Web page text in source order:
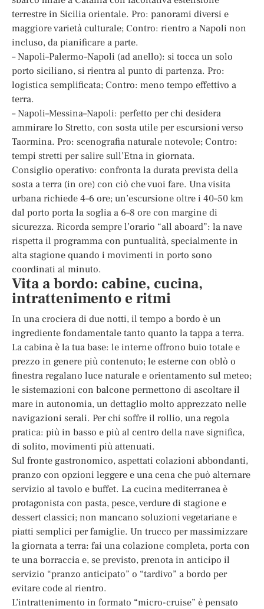
terrestre in Sicilia orientale. Pro: panorami diversi e
maggiore varietà culturale; Contro: rientro a Napoli non
incluso, da pianificare a parte.
– Napoli–Palermo–Napoli (ad anello): si tocca un solo
porto siciliano, si rientra al punto di partenza. Pro:
logistica semplificata; Contro: meno tempo effettivo a
terra.
– Napoli–Messina–Napoli: perfetto per chi desidera
ammirare lo Stretto, con sosta utile per escursioni verso
Taormina. Pro: scenografia naturale notevole; Contro:
tempi stretti per salire sull’Etna in giornata.
Consiglio operativo: confronta la durata prevista della
sosta a terra (in ore) con ciò che vuoi fare. Una visita
urbana richiede 4–6 ore; un’escursione oltre i 40–50 km
dal porto porta la soglia a 6–8 ore con margine di
sicurezza. Ricorda sempre l’orario “all aboard”: la nave
rispetta il programma con puntualità, specialmente in
alta stagione quando i movimenti in porto sono
coordinati al minuto.
Vita a bordo: cabine, cucina,
intrattenimento e ritmi
In una crociera di due notti, il tempo a bordo è un
ingrediente fondamentale tanto quanto la tappa a terra.
La cabina è la tua base: le interne offrono buio totale e
prezzo in genere più contenuto; le esterne con oblò o
finestra regalano luce naturale e orientamento sul meteo;
le sistemazioni con balcone permettono di ascoltare il
mare in autonomia, un dettaglio molto apprezzato nelle
navigazioni serali. Per chi soffre il rollio, una regola
pratica: più in basso e più al centro della nave significa,
di solito, movimenti più attenuati.
Sul fronte gastronomico, aspettati colazioni abbondanti,
pranzo con opzioni leggere e una cena che può alternare
servizio al tavolo e buffet. La cucina mediterranea è
protagonista con pasta, pesce, verdure di stagione e
dessert classici; non mancano soluzioni vegetariane e
piatti semplici per famiglie. Un trucco per massimizzare
la giornata a terra: fai una colazione completa, porta con
te una borraccia e, se previsto, prenota in anticipo il
servizio “pranzo anticipato” o “tardivo” a bordo per
evitare code al rientro.
L’intrattenimento in formato “micro-cruise” è pensato